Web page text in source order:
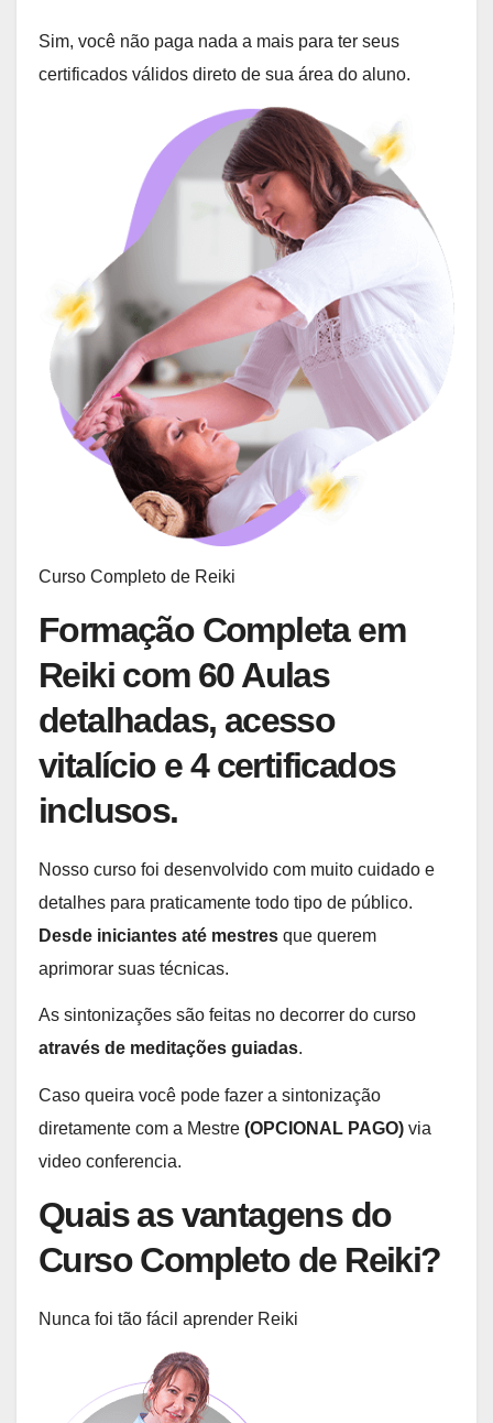
Sim, você não paga nada a mais para ter seus
certificados válidos direto de sua área do aluno.
Curso Completo de Reiki
Formação Completa em
Reiki com 60 Aulas
detalhadas, acesso
vitalício e 4 certificados
inclusos.
Nosso curso foi desenvolvido com muito cuidado e
detalhes para praticamente todo tipo de público.
Desde iniciantes até mestres que querem
aprimorar suas técnicas.
As sintonizações são feitas no decorrer do curso
através de meditações guiadas.
Caso queira você pode fazer a sintonização
diretamente com a Mestre (OPCIONAL PAGO) via
video conferencia.
Quais as vantagens do
Curso Completo de Reiki?
Nunca foi tão fácil aprender Reiki